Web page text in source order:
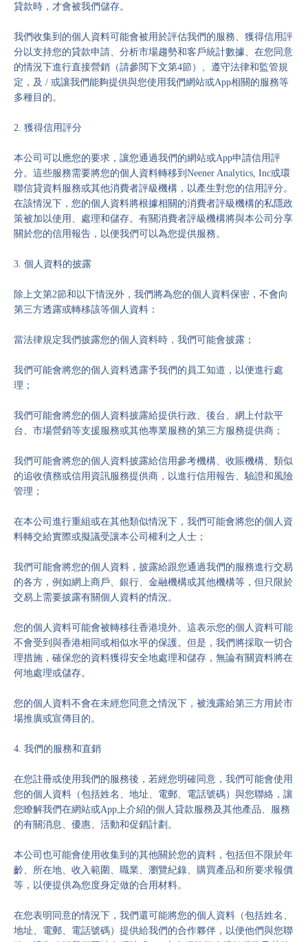
貸款時，才會被我們儲存。
我們收集到的個人資料可能會被用於評估我們的服務、獲得信用評
分以支持您的貸款申請、分析市場趨勢和客戶統計數據、在您同意
的情況下進行直接營銷（請參閲下文第4節）、遵守法律和監管規
定，及 / 或讓我們能夠提供與您使用我們網站或App相關的服務等
多種目的。
2. 獲得信用評分
本公司可以應您的要求，讓您通過我們的網站或App申請信用評
分。這些服務需要將您的個人資料轉移到Neener Analytics, Inc或環
聯信貸資料服務或其他消費者評級機構，以產生對您的信用評分。
在該情況下，您的個人資料將根據相關的消費者評級機構的私隱政
策被加以使用、處理和儲存。有關消費者評級機構將與本公司分享
關於您的信用報告，以便我們可以為您提供服務。
3. 個人資料的披露
除上文第2節和以下情況外，我們將為您的個人資料保密，不會向
第三方透露或轉移該等個人資料：
當法律規定我們披露您的個人資料時，我們可能會披露；
我們可能會將您的個人資料透露予我們的員工知道，以便進行處
理；
我們可能會將您的個人資料披露給提供行政、後台、網上付款平
台、市場營銷等支援服務或其他專業服務的第三方服務提供商；
我們可能會將您的個人資料披露給信用參考機構、收賬機構、類似
的追收債務或信用資訊服務提供商，以進行信用報告、驗證和風險
管理；
在本公司進行重組或在其他類似情況下，我們可能會將您的個人資
料轉交給實際或擬議受讓本公司權利之人士；
我們可能會將您的個人資料，披露給跟您通過我們的服務進行交易
的各方，例如網上商戶、銀行、金融機構或其他機構等，但只限於
交易上需要披露有關個人資料的情況。
您的個人資料可能會被轉移往香港境外。這表示您的個人資料可能
不會受到與香港相同或相似水平的保護。但是，我們將採取一切合
理措施，確保您的資料獲得安全地處理和儲存，無論有關資料將在
何地處理或儲存。
您的個人資料不會在未經您同意之情況下，被洩露給第三方用於市
場推廣或宣傳目的。
4. 我們的服務和直銷
在您註冊或使用我們的服務後，若經您明確同意，我們可能會使用
您的個人資料（包括姓名、地址、電郵、電話號碼）與您聯絡，讓
您瞭解我們在網站或App上介紹的個人貸款服務及其他產品、服務
的有關消息、優惠、活動和促銷計劃。
本公司也可能會使用收集到的其他關於您的資料，包括但不限於年
齡、所在地、收入範圍、職業、瀏覽紀錄、購買產品和所要求報價
等，以便提供為您度身定做的合用材料。
在您表明同意的情況下，我們還可能將您的個人資料（包括姓名、
地址、電郵、電話號碼）提供給我們的合作夥伴，以便他們與您聯